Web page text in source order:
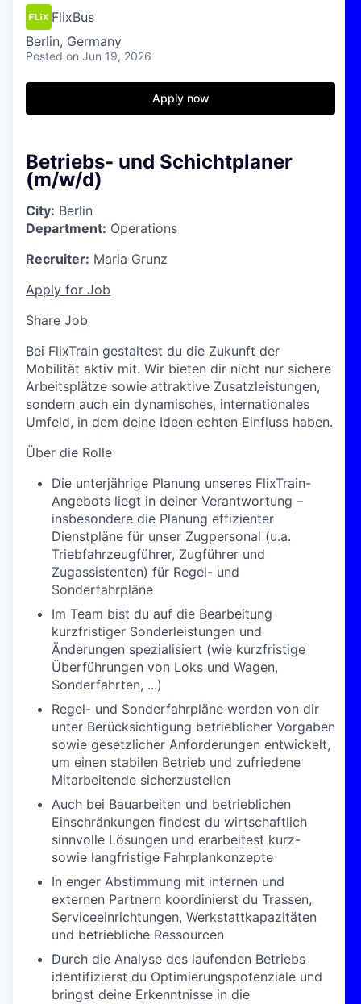
FlixBus
Berlin, Germany
Posted on Jun 19, 2026
Apply now
Betriebs- und Schichtplaner
(m/w/d)
City: Berlin
Department: Operations
Recruiter: Maria Grunz
Apply for Job
Share Job
Bei FlixTrain gestaltest du die Zukunft der
Mobilität aktiv mit. Wir bieten dir nicht nur sichere
Arbeitsplätze sowie attraktive Zusatzleistungen,
sondern auch ein dynamisches, internationales
Umfeld, in dem deine Ideen echten Einfluss haben.
Über die Rolle
Die unterjährige Planung unseres FlixTrain-
Angebots liegt in deiner Verantwortung –
insbesondere die Planung effizienter
Dienstpläne für unser Zugpersonal (u.a.
Triebfahrzeugführer, Zugführer und
Zugassistenten) für Regel- und
Sonderfahrpläne
Im Team bist du auf die Bearbeitung
kurzfristiger Sonderleistungen und
Änderungen spezialisiert (wie kurzfristige
Überführungen von Loks und Wagen,
Sonderfahrten, ...)
Regel- und Sonderfahrpläne werden von dir
unter Berücksichtigung betrieblicher Vorgaben
sowie gesetzlicher Anforderungen entwickelt,
um einen stabilen Betrieb und zufriedene
Mitarbeitende sicherzustellen
Auch bei Bauarbeiten und betrieblichen
Einschränkungen findest du wirtschaftlich
sinnvolle Lösungen und erarbeitest kurz-
sowie langfristige Fahrplankonzepte
In enger Abstimmung mit internen und
externen Partnern koordinierst du Trassen,
Serviceeinrichtungen, Werkstattkapazitäten
und betriebliche Ressourcen
Durch die Analyse des laufenden Betriebs
identifizierst du Optimierungspotenziale und
bringst deine Erkenntnisse in die